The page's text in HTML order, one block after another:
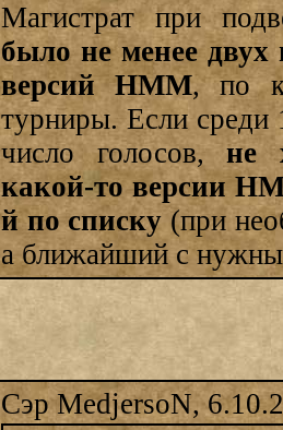
Магистрат при
было не менее
версий НММ, по
турниры. Если среди
число голосов,не
какой-то версии
й по списку (при
а ближайший с
Сэр MedjersoN,